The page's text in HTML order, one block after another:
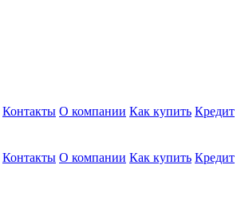
Контакты О компании Как купить Кредит
Контакты О компании Как купить Кредит